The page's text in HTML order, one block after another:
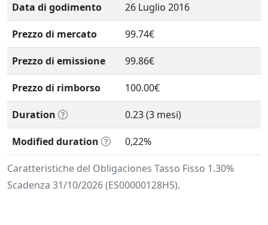
Caratteristiche del Obligaciones Tasso Fisso 1.30%
Scadenza 31/10/2026 (ES00000128H5).
Data di godimento 26 Luglio 2016
Prezzo di mercato 99.74€
Prezzo di emissione 99.86€
Prezzo di rimborso 100.00€
Duration 0.23 (3 mesi)
Modified duration 0,22%